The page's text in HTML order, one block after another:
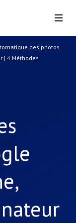
des photos
| 4 Méthodes